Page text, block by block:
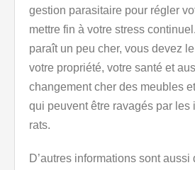
gestion parasitaire pour régler
mettre fin à votre stress
paraît un peu cher, vous devez
votre propriété, votre santé et
changement cher des meubles
qui peuvent être ravagés par les
rats.
D’autres informations sont